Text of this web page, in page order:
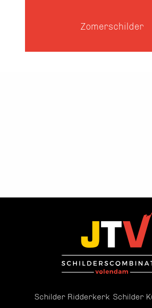
Zomerschilder
Schilder Ridderkerk Schilder